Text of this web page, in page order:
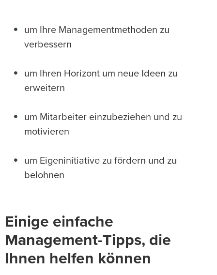
um Ihre Managementmethoden zu
verbessern
um Ihren Horizont um neue Ideen zu
erweitern
um Mitarbeiter einzubeziehen und zu
motivieren
um Eigeninitiative zu fördern und zu
belohnen
Einige einfache
Management-Tipps, die
Ihnen helfen können